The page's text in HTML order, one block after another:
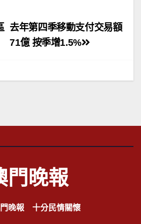
去年第四季移動支付交易額
71億 按季增1.5%
門晚報
晚報 十分民情關懷